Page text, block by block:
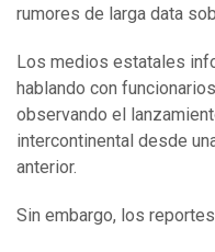
rumores de larga data
Los medios estatales
hablando con
observando el
intercontinental desde
anterior.
Sin embargo, los